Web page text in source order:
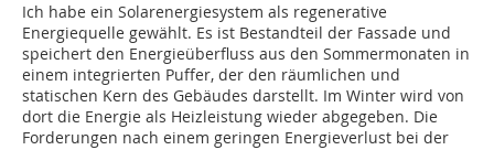
Ich habe ein Solarenergiesystem als regenerative
Energiequelle gewählt. Es ist Bestandteil der Fassade und
speichert den Energieüberfluss aus den Sommermonaten in
einem integrierten Puffer, der den räumlichen und
statischen Kern des Gebäudes darstellt. Im Winter wird von
dort die Energie als Heizleistung wieder abgegeben. Die
Forderungen nach einem geringen Energieverlust bei der